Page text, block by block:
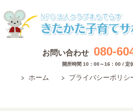
お問い合わせ 080-
開所時間 10：00～16：00 / 定
ホーム プライバシーポリシ